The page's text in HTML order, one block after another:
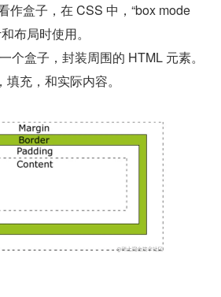
作盒子，在 CSS 中，“box mode
布局时使用。
个盒子，封装周围的 HTML 元素。
充，和实际内容。